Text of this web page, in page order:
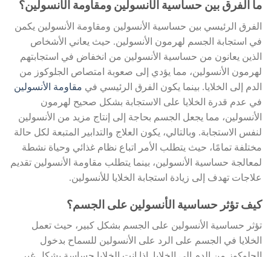
ما الفرق بين حساسية الأنسولين ومقاومة الأنسولين؟
الفرق الرئيسي بين حساسية الأنسولين ومقاومة الأنسولين يكمن
في استجابة الجسم لهرمون الأنسولين. حيث يعاني الأشخاص
الذين يعانون من حساسية الأنسولين من انخفاض في استجابتهم
لهرمون الأنسولين، مما يؤدي إلى صعوبة امتصاص الجلوكوز من
الدم إلى الخلايا. بينما يكون الفرق الرئيسي في مقاومة الأنسولين
في عدم قدرة الخلايا على الاستجابة بشكل صحيح لهرمون
الأنسولين، مما يجعل الجسم بحاجة إلى إنتاج مزيد من الأنسولين
لنفس الاستجابة. وبالتالي، يكون العلاج والتدابير المتبعة لكل حالة
مختلفة تمامًا، حيث يتطلب الأمر اتباع نظام غذائي وحياة نشطة
لمعالجة حساسية الأنسولين، بينما يتطلب مقاومة الأنسولين تقديم
علاجات تهدف إلى زيادة استجابة الخلايا للأنسولين.
كيف تؤثر حساسية الأنسولين على الجسم؟
تؤثر حساسية الأنسولين على الجسم بشكل كبير، حيث تعمل
الخلايا في الجسم على الرد على الأنسولين للسماح بدخول